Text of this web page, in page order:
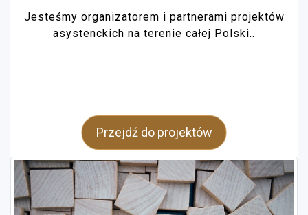
Jesteśmy organizatorem i partnerami projektów
asystenckich na terenie całej Polski..
Przejdź do projektów